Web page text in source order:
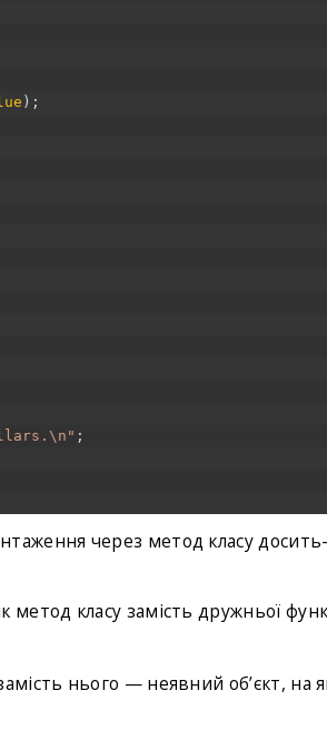
) ;
;
через метод класу
класу замість дружньої
нього — неявний об’єкт, на